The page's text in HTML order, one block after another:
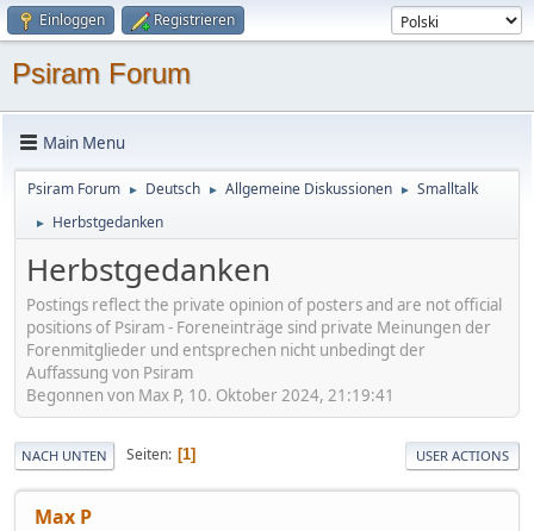
Einloggen Registrieren
Psiram Forum
Main Menu
Psiram Forum ► Deutsch ► Allgemeine Diskussionen ► Smalltalk
► Herbstgedanken
Herbstgedanken
Postings reflect the private opinion of posters and are not official
positions of Psiram - Foreneinträge sind private Meinungen der
Forenmitglieder und entsprechen nicht unbedingt der
Auffassung von Psiram
Begonnen von Max P, 10. Oktober 2024, 21:19:41
NACH UNTEN Seiten 1 USER ACTIONS
Max P